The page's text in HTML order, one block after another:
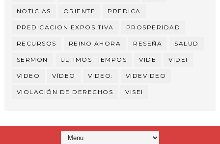
NOTICIAS ORIENTE PREDICA
PREDICACION EXPOSITIVA PROSPERIDAD
RECURSOS REINO AHORA RESEÑA SALUD
SERMON ULTIMOS TIEMPOS VIDE VIDEI
VIDEO VÍDEO VIDEO: VIDEVIDEO
VIOLACIÓN DE DERECHOS VISEI